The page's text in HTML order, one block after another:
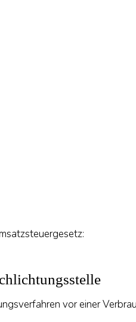
vor einer